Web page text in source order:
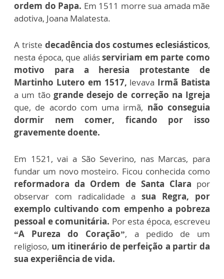
ordem do Papa. Em 1511 morre sua amada mãe
adotiva, Joana Malatesta.
A triste decadência dos costumes eclesiásticos,
nesta época, que aliásserviriam em parte como
motivo para a heresia protestante de
Martinho Lutero em 1517, levava Irmã Batista
a um tão grande desejo de correção na Igreja
que, de acordo com uma irmã, não conseguia
dormir nem comer, ficando por isso
gravemente doente.
Em 1521, vai a São Severino, nas Marcas, para
fundar um novo mosteiro. Ficou conhecida como
reformadora da Ordem de Santa Clara por
observar com radicalidade a sua Regra, por
exemplo cultivando com empenho a pobreza
pessoal e comunitária. Por esta época, escreveu
“A Pureza do Coração”, a pedido de um
religioso, um itinerário de perfeição a partir da
sua experiência de vida.